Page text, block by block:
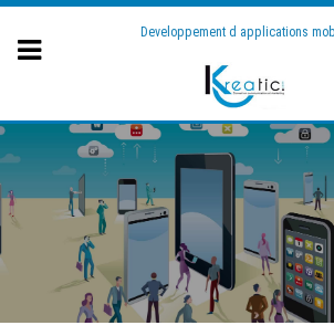
Developpement d applications